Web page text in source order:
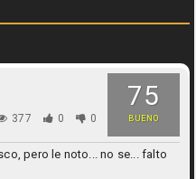
75
BUENO
377 0 0
pero le noto... no se... falto